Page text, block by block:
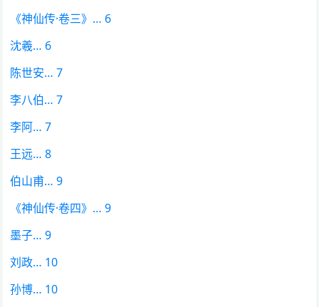
《神仙传·卷三》… 6
沈羲… 6
陈世安… 7
李八伯… 7
李阿… 7
王远… 8
伯山甫… 9
《神仙传·卷四》… 9
墨子… 9
刘政… 10
孙博… 10